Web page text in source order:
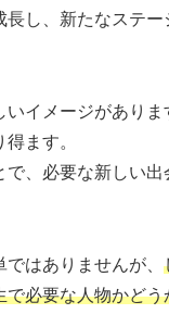
長し、新たなステー
いイメージがあり
ます。
で、必要な新しい出
はありませんが、
で必要な人物かど